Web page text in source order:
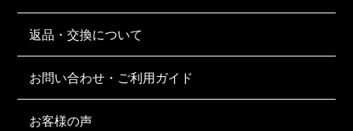
返品・交換について
お問い合わせ・ご利用ガイド
お客様の声